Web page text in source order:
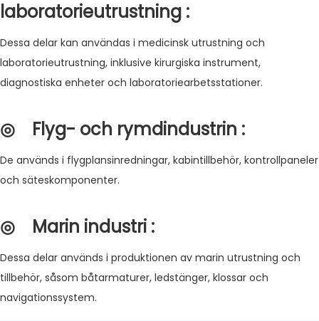
laboratorieutrustning :
Dessa delar kan användas i medicinsk utrustning och
laboratorieutrustning, inklusive kirurgiska instrument,
diagnostiska enheter och laboratoriearbetsstationer.
◎ Flyg- och rymdindustrin :
De används i flygplansinredningar, kabintillbehör, kontrollpaneler
och säteskomponenter.
◎ Marin industri :
Dessa delar används i produktionen av marin utrustning och
tillbehör, såsom båtarmaturer, ledstänger, klossar och
navigationssystem.